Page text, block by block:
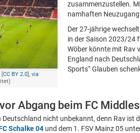
[CC BY 2.0], via
zusammenzustellen.
namhaften
Der 27-jährige
in der Saison 2023/24
Wöber könnte mit Rav
England nach
Sports“ Glauben
Abgang beim FC
Deutschland nicht unbekannt, denn Rav ist
Schalke 04 und dem 1. FSV Mainz 05